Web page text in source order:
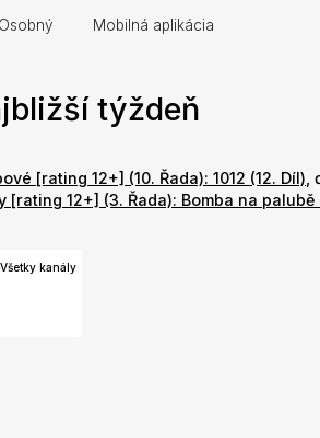
Osobný Mobilná aplikácia
týždeň
[rating 12+] (10. Řada): 1012 (12. Díl)
12+] (3. Řada): Bomba na palubě
Všetky kanály